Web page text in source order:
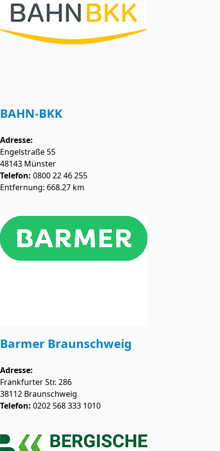
BAHN-BKK
Adresse:
Engelstraße 55
48143 Münster
Telefon: 0800 22 46 255
Entfernung: 668.27 km
Barmer Braunschweig
Adresse:
Frankfurter Str. 286
38112 Braunschweig
Telefon: 0202 568 333 1010